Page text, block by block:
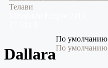
Телави
Dallara
По умолчанию
По умолчанию